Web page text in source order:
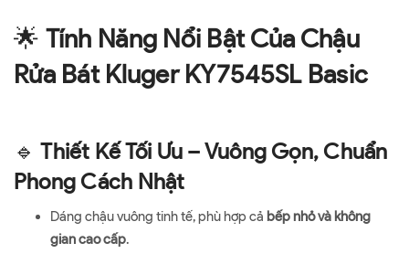
🌟 Tính Năng Nổi Bật Của Chậu
Rửa Bát Kluger KY7545SL Basic
🔹Thiết Kế Tối Ưu – Vuông Gọn, Chuẩn
Phong Cách Nhật
Dáng chậu vuông tinh tế, phù hợp cả bếp nhỏ và không
gian cao cấp.